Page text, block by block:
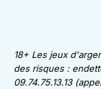
18+ Les jeux
des risques :
09.74.75.13.13